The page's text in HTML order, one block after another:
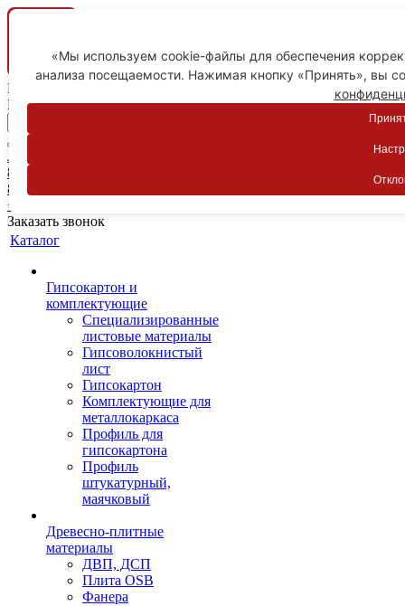
Ваш город
Пятигорск
Личный кабинет
8-800-775-59-89
8-800-775-59-89
+7 918 754-83-77
Заказать звонок
Каталог
Гипсокартон и
комплектующие
Специализированные
листовые материалы
Гипсоволокнистый
лист
Гипсокартон
Комплектующие для
металлокаркаса
Профиль для
гипсокартона
Профиль
штукатурный,
маячковый
Древесно-плитные
материалы
ДВП, ДСП
Плита OSB
Фанера
«Мы используем cookie-файлы для обеспечения
анализа посещаемости. Нажимая кнопку «Принять», вы